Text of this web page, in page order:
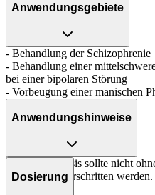
Anwendungsgebiete
- Behandlung der Schizophrenie
- Behandlung einer
bei einer bipolaren Störung
- Vorbeugung einer manischen
Anwendungshinweise
Die Gesamtdosis sollte nicht
Apotheker überschritten werden.
Dosierung